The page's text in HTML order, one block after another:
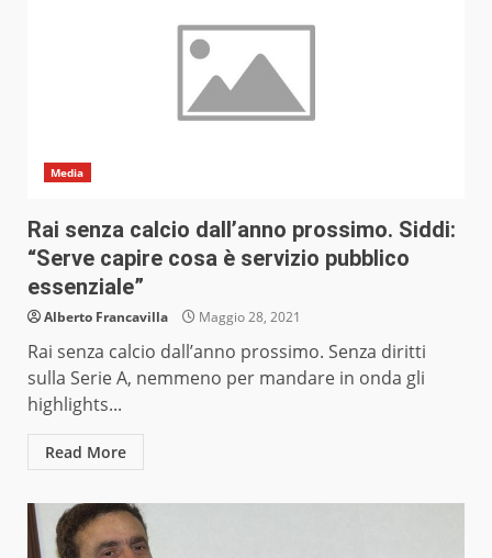
Media
Rai senza calcio dall’anno prossimo. Siddi:
“Serve capire cosa è servizio pubblico
essenziale”
Alberto Francavilla Maggio 28, 2021
Rai senza calcio dall’anno prossimo. Senza diritti
sulla Serie A, nemmeno per mandare in onda gli
highlights...
Read More